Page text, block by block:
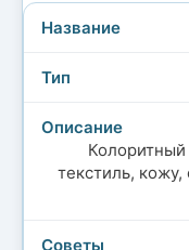
Колоритный
текстиль, кожу,